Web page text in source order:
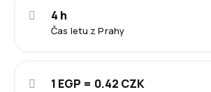
Čas letu z Prahy
4 h
1 EGP = 0.42 CZK